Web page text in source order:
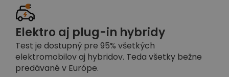
Elektro aj plug-in hybridy
Test je dostupný pre 95% všetkých
elektromobilov aj hybridov. Teda všetky bežne
predávané v Európe.